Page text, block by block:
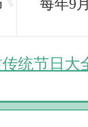
每年9
统节日大